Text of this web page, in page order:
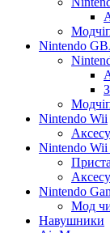
Nintendo
Nintendo Wii
Nintendo
Nintendo
Мод
Навушники